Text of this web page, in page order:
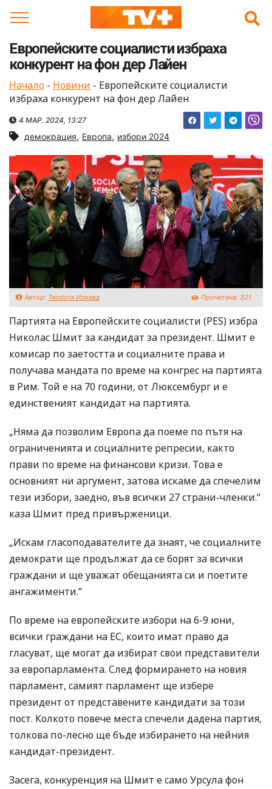
Европейските социалисти избраха
конкурент на фон дер Лайен
Начало - Новини - Европейските социалисти
избраха конкурент на фон дер Лайен
4 МАР. 2024, 13:27
демокрация, Европа, избори 2024
Автор: Teodora Илиева Прочетена: 321
Партията на Европейските социалисти (PES) избра
Николас Шмит за кандидат за президент. Шмит е
комисар по заетостта и социалните права и
получава мандата по време на конгрес на партията
в Рим. Той е на 70 години, от Люксембург и е
единственият кандидат на партията.
„Няма да позволим Европа да поеме по пътя на
ограниченията и социалните репресии, както
прави по време на финансови кризи. Това е
основният ни аргумент, затова искаме да спечелим
тези избори, заедно, във всички 27 страни-членки.“
каза Шмит пред привърженици.
„Искам гласоподавателите да знаят, че социалните
демократи ще продължат да се борят за всички
граждани и ще уважат обещанията си и поетите
ангажименти.“
По време на европейските избори на 6-9 юни,
всички граждани на ЕС, които имат право да
гласуват, ще могат да избират свои представители
за европарламента. След формирането на новия
парламент, самият парламент ще избере
президент от представените кандидати за този
пост. Колкото повече места спечели дадена партия,
толкова по-лесно ще бъде избирането на нейния
кандидат-президент.
Засега, конкуренция на Шмит е само Урсула фон